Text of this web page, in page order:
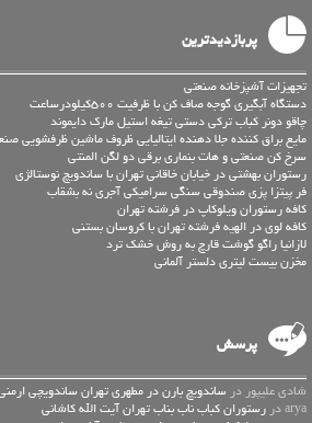
پربازدیدترین
تجهیزات آشپزخانه صنعتی
دستگاه آبگیری گوجه صاف کن با ظرفیت 500کیلودرساعت
چاقو دونر کباب ترکی دستی تیغه استیل مارک دایموند
مایع براق کننده جلا دهنده ایتالیایی ظروف ماشین ظرفشویی
سرخ کن صنعتی و هات بنماری برقی دو لگن المنتی
رستوران بهشتی در خیابان خاقانی تهران با ساندویچ نوستالژی
فر پیتزا پزی صندوقی سنگی سرامیکی آجری نه بشقاب
کافه رستوران ویلوکاپ در فرشته تهران
کافه لوی در الهیه فرشته تهران با کروسان بستنی
لازانیا راگو گوشت قارچ به روش خشک ترد
مخزن بیست لیتری دلستر آلمانی
پرسش
شادی علیپور در ساندویچ بارن در مطهری تهران ساندویچی
arya در
رستوران کباب ناب بناب تهران آیت الله کاشانی